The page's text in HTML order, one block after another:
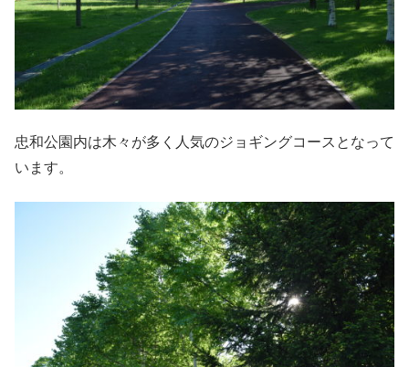
忠和公園内は木々が多く人気のジョギングコースとなって
います。